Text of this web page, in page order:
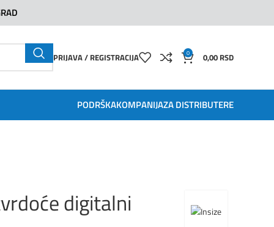
PRIJAVA / REGISTRACIJA 0 0,00 RSD
PODRŠKAKOMPANIJAZA DISTRIBUTERE
digitalni